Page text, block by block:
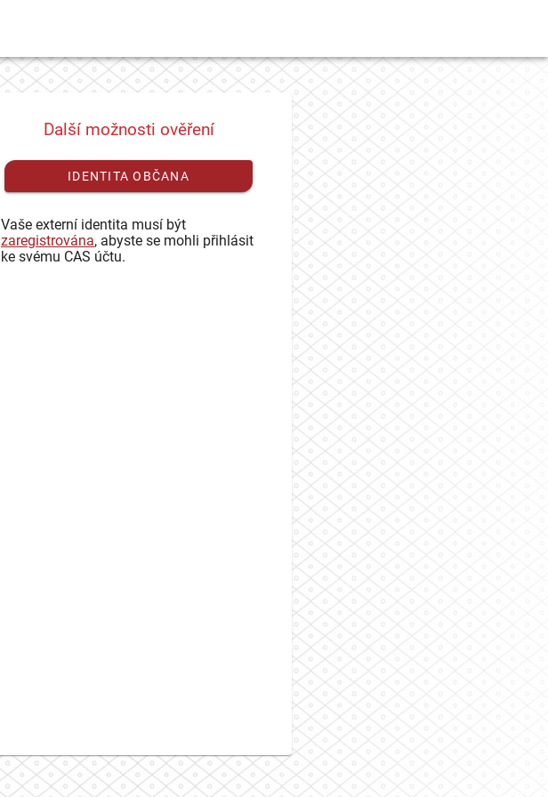
Další možnosti ověření
IDENTITA OBČANA
Vaše externí identita musí být
zaregistrována, abyste se mohli přihlásit
ke svému CAS účtu.